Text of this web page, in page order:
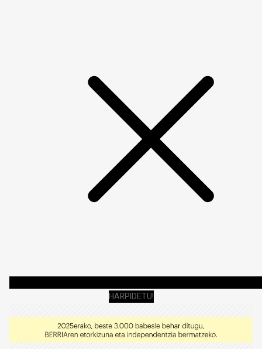
HARPIDETU!